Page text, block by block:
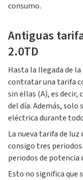
consumo.
Antiguas
2.0TD
Hasta la llegada de
contratar una tarifa
sin ellas (A), es decir,
del día. Además,
eléctrica durante
La nueva tarifa de
consigo tres
periodos de
Esto no significa que